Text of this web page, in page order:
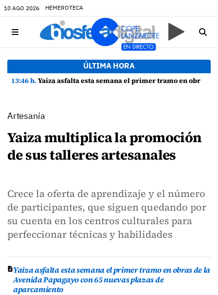
10 AGO 2026 HEMEROTECA
ÚLTIMA HORA
13:46 h.Yaiza asfalta esta semana el primer tramo en obras de la Avenida Papagayo con 65 nuevas plazas de aparcamiento
Artesanía
Yaiza multiplica la promoción
de sus talleres artesanales
Crece la oferta de aprendizaje y el número
de participantes, que siguen quedando por
su cuenta en los centros culturales para
perfeccionar técnicas y habilidades
Yaiza asfalta esta semana el primer tramo en obras de la
Avenida Papagayo con 65 nuevas plazas de
aparcamiento